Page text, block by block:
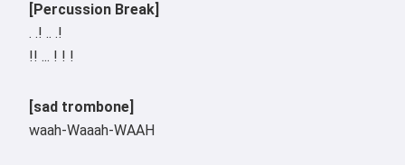
[Percussion Break]
. .! .. .!
!! ... ! ! !
[sad trombone]
waah-Waaah-WAAH